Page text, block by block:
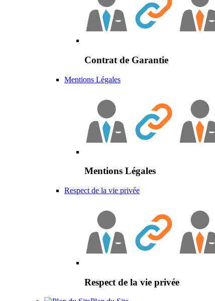
Contrat de Garantie
Mentions Légales
Mentions Légales
Respect de la vie privée
Respect de la vie privée